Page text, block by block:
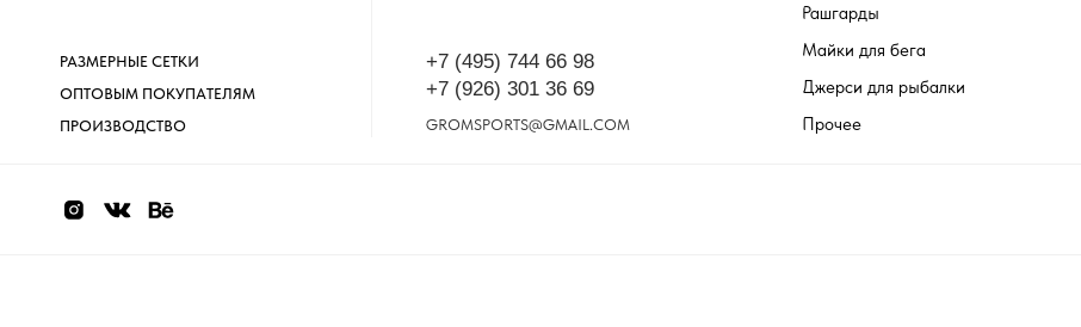
ОПТОВЫМ ПОКУПАТЕЛЯМ
ПРОИЗВОДСТВО
+7 (926) 301 36 69
GROMSPORTS@GMAIL.COM
+7 (495) 744 66 98
РАЗМЕРНЫЕ СЕТКИ
Рашгарды
Майки для бега
Джерси для рыбалки
Прочее